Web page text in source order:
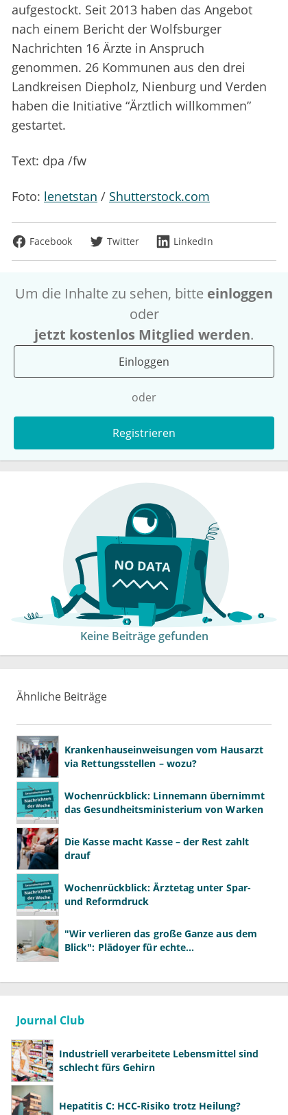
aufgestockt. Seit 2013 haben das Angebot
nach einem Bericht der Wolfsburger
Nachrichten 16 Ärzte in Anspruch
genommen. 26 Kommunen aus den drei
Landkreisen Diepholz, Nienburg und Verden
haben die Initiative “Ärztlich willkommen”
gestartet.
Text: dpa /fw
Foto: lenetstan / Shutterstock.com
Facebook Twitter LinkedIn
Um die Inhalte zu sehen, bitte einloggen
oder
jetzt kostenlos Mitglied werden.
Einloggen
oder
Registrieren
Keine Beiträge gefunden
Ähnliche Beiträge
Krankenhauseinweisungen vom Hausarzt
via Rettungsstellen – wozu?
Wochenrückblick: Linnemann übernimmt
das Gesundheitsministerium von Warken
Die Kasse macht Kasse – der Rest zahlt
drauf
Wochenrückblick: Ärztetag unter Spar-
und Reformdruck
"Wir verlieren das große Ganze aus dem
Blick": Plädoyer für echte
Journal Club
Industriell verarbeitete Lebensmittel sind
schlecht fürs Gehirn
Hepatitis C: HCC-Risiko trotz Heilung?